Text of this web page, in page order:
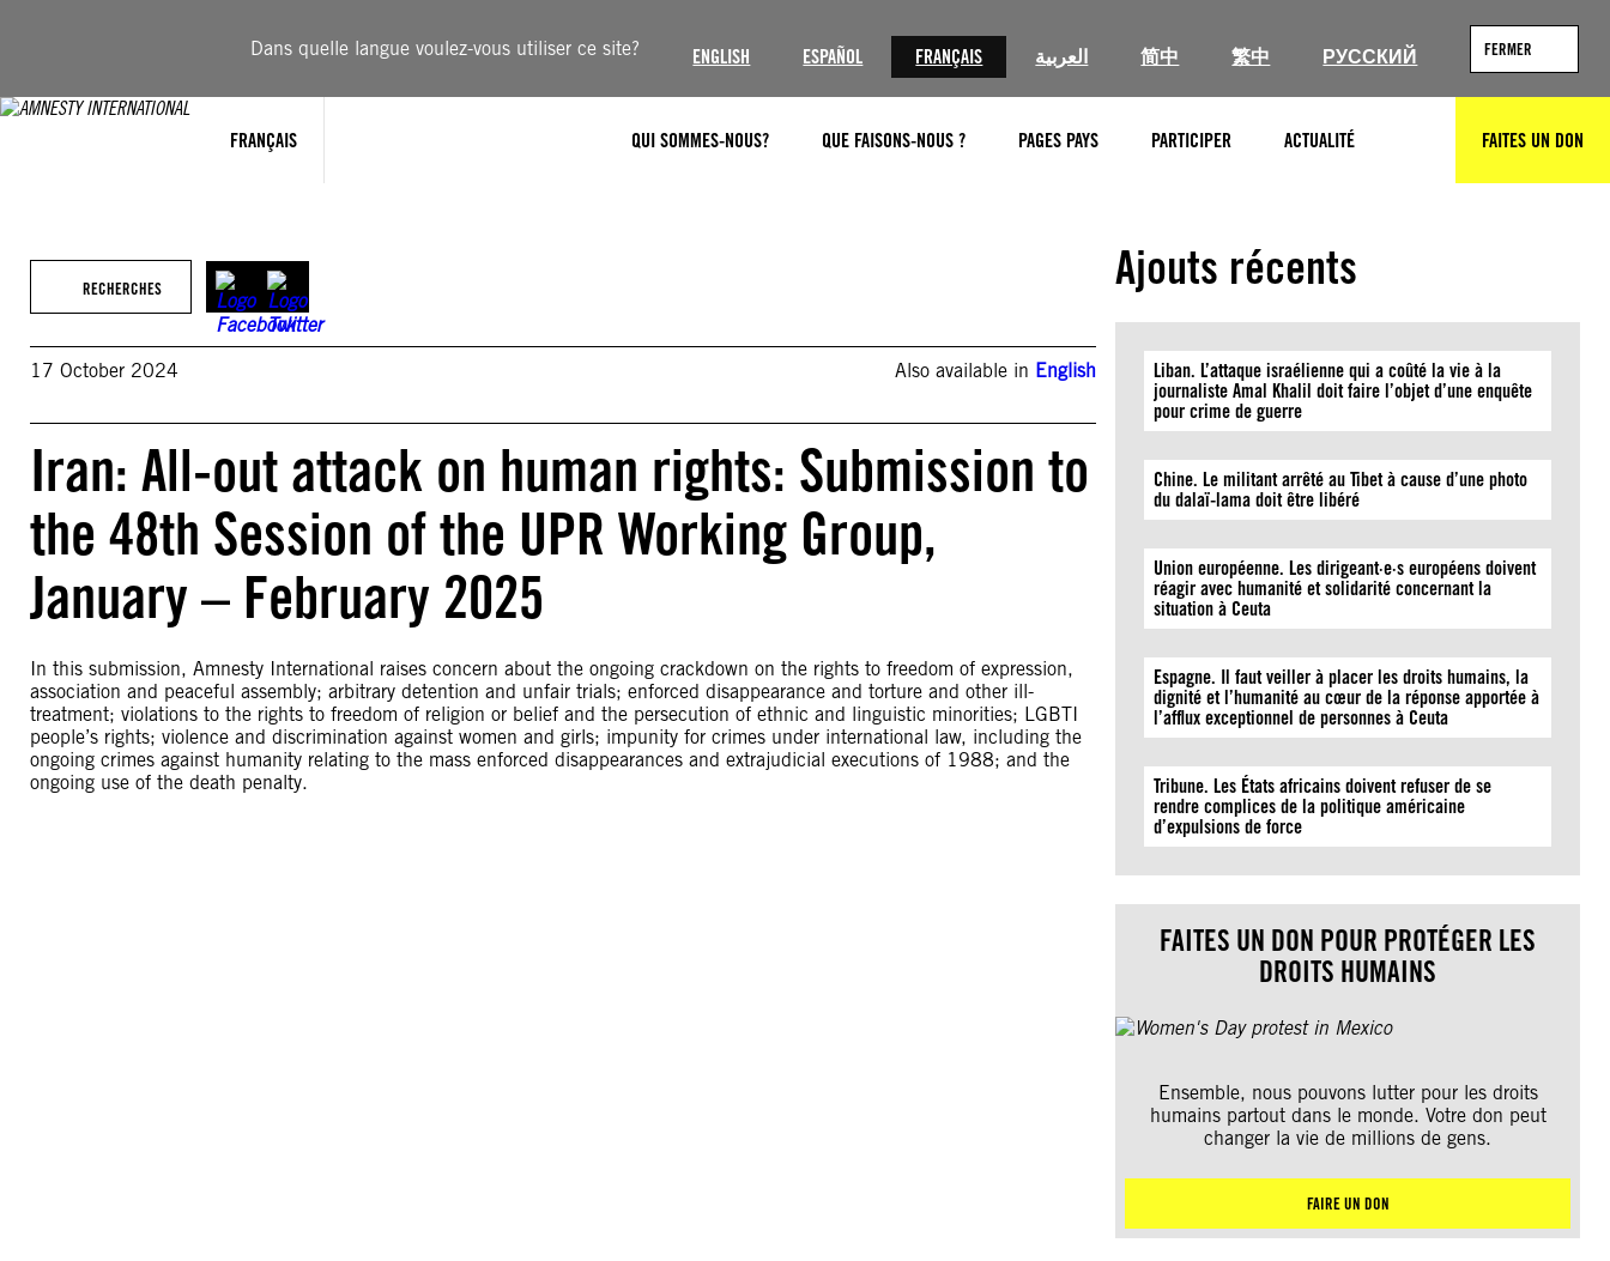
Dans quelle langue voulez-vous utiliser ce site? ENGLISH ESPAÑOL FRANÇAIS العربية 简中 繁中 РУССКИЙ FERMER
FRANÇAIS QUI SOMMES-NOUS? QUE FAISONS-NOUS ? PAGES PAYS PARTICIPER ACTUALITÉ RECHERCHERFAITES UN DON
RECHERCHES
17 October 2024 Also available in English
Iran: All-out attack on human rights: Submission to
the 48th Session of the UPR Working Group,
January – February 2025
In this submission, Amnesty International raises concern about the ongoing crackdown on the rights to freedom of expression,
association and peaceful assembly; arbitrary detention and unfair trials; enforced disappearance and torture and other ill-
treatment; violations to the rights to freedom of religion or belief and the persecution of ethnic and linguistic minorities; LGBTI
people’s rights; violence and discrimination against women and girls; impunity for crimes under international law, including the
ongoing crimes against humanity relating to the mass enforced disappearances and extrajudicial executions of 1988; and the
ongoing use of the death penalty.
Ajouts récents
Liban. L’attaque israélienne qui a coûté la vie à la
journaliste Amal Khalil doit faire l’objet d’une enquête
pour crime de guerre
Chine. Le militant arrêté au Tibet à cause d’une photo
du dalaï-lama doit être libéré
Union européenne. Les dirigeant·e·s européens doivent
réagir avec humanité et solidarité concernant la
situation à Ceuta
Espagne. Il faut veiller à placer les droits humains, la
dignité et l’humanité au cœur de la réponse apportée à
l’afflux exceptionnel de personnes à Ceuta
Tribune. Les États africains doivent refuser de se
rendre complices de la politique américaine
d’expulsions de force
FAITES UN DON POUR PROTÉGER LES
DROITS HUMAINS
Ensemble, nous pouvons lutter pour les droits
humains partout dans le monde. Votre don peut
changer la vie de millions de gens.
FAIRE UN DON